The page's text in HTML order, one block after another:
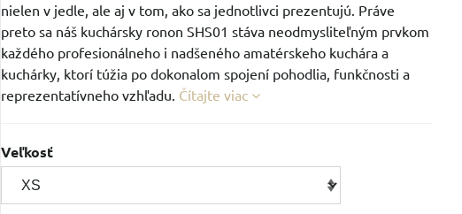
nielen v jedle, ale aj v tom, ako sa jednotlivci prezentujú. Práve
preto sa náš kuchársky ronon SHS01 stáva neodmysliteľným prvkom
každého profesionálneho i nadšeného amatérskeho kuchára a
kuchárky, ktorí túžia po dokonalom spojení pohodlia, funkčnosti a
reprezentatívneho vzhľadu. Čítajte viac
Veľkosť